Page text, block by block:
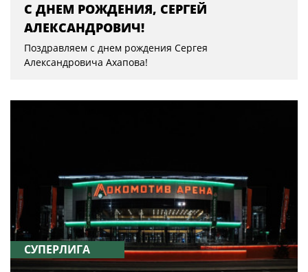
С ДНЕМ РОЖДЕНИЯ, СЕРГЕЙ
АЛЕКСАНДРОВИЧ!
Поздравляем с днем рождения Сергея
Александровича Ахапова!
СУПЕРЛИГА